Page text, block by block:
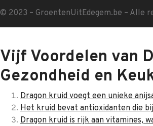
© 2023 – GroentenUitEdegem.be – Alle
Vijf Voordelen van
Gezondheid en
Dragon kruid voegt een unieke
Het kruid bevat antioxidanten die
Dragon kruid is rijk aan vitamines,